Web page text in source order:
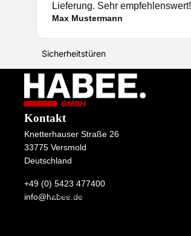
Sicherheitstüren
Wassersport
Lieferung. Sehr empfehlenswert!
Max Mustermann
Kontakt
Knetterhauser Straße 26
33775 Versmold
Deutschland
+49 (0) 5423 477400
info@habee.de